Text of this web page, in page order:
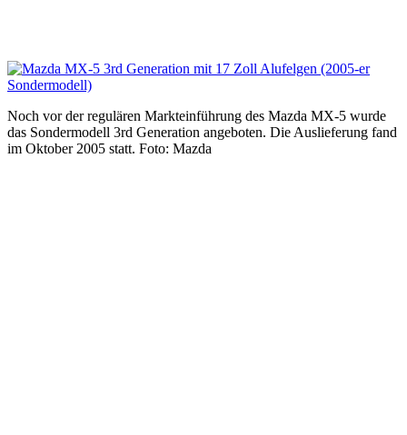
Noch vor der regulären Markteinführung des Mazda MX-5 wurde
das Sondermodell 3rd Generation angeboten. Die Auslieferung fand
im Oktober 2005 statt. Foto: Mazda